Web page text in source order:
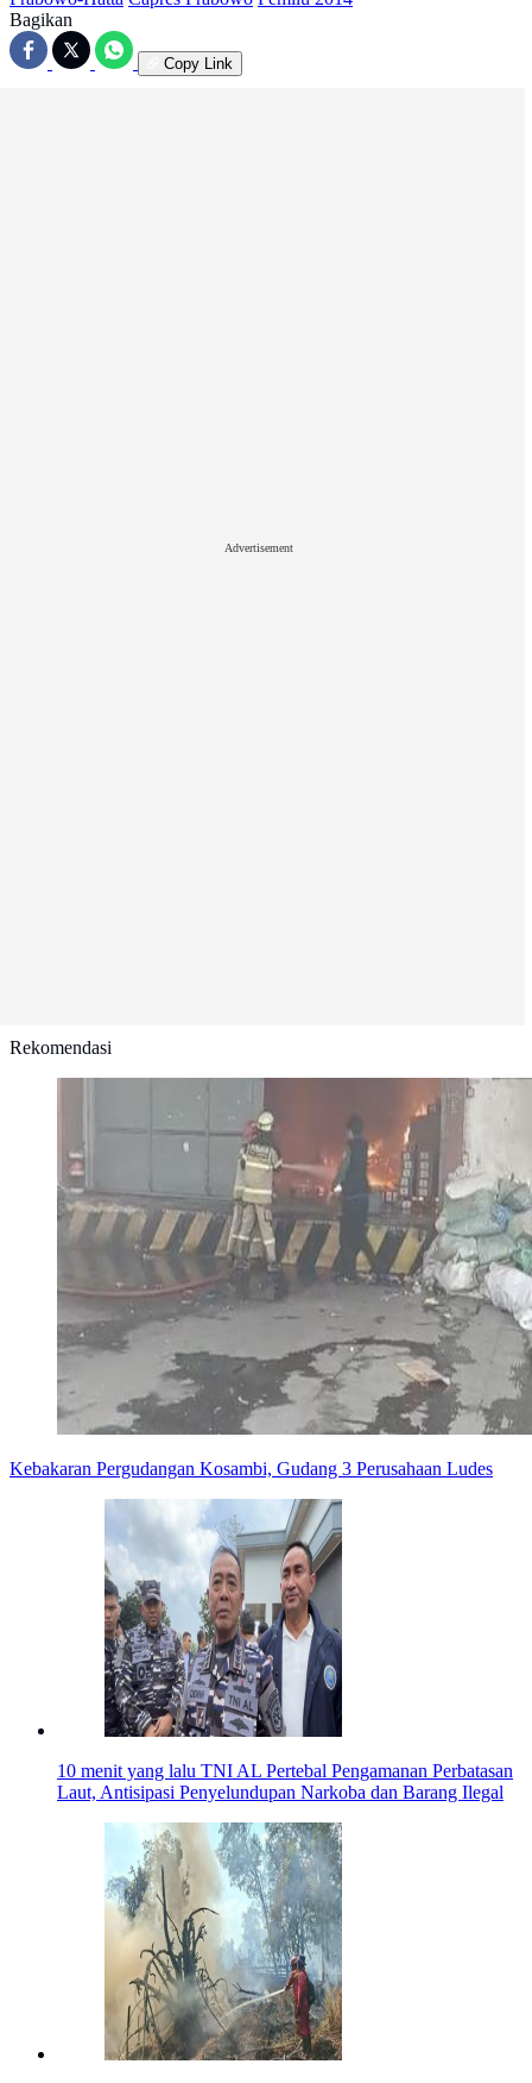
Bagikan
Copy Link
Advertisement
Rekomendasi
Kebakaran Pergudangan Kosambi, Gudang 3 Perusahaan Ludes
10 menit yang lalu TNI AL Pertebal Pengamanan Perbatasan
Laut, Antisipasi Penyelundupan Narkoba dan Barang Ilegal